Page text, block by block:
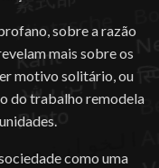
sobre a razão
mais sobre os
motivo solitário, ou
do trabalho remodela
como uma